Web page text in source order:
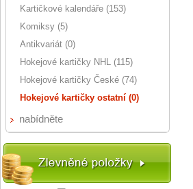
Kartičkové kalendáře (153)
Komiksy (5)
Antikvariát (0)
Hokejové kartičky NHL (115)
Hokejové kartičky České (74)
Hokejové kartičky ostatní (0)
nabídněte